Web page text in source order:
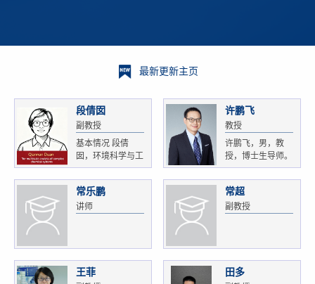
最新更新主页
段倩囡
副教授
基本情况 段倩
囡，环境科学与工
程...
许鹏飞
教授
许鹏飞，男，教
授，博士生导师。
获...
常乐鹏
讲师
常超
副教授
王菲 田多